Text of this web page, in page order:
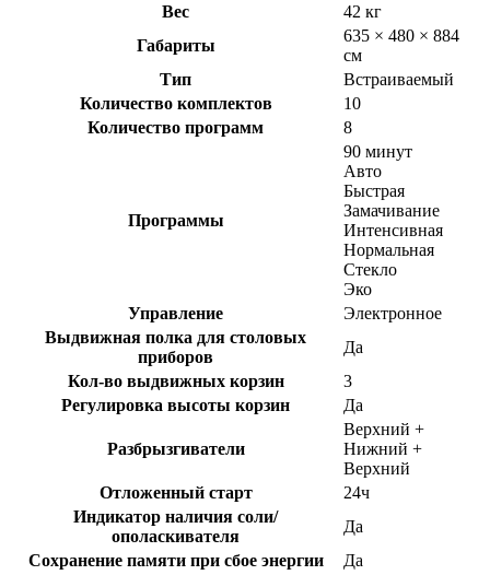
Вес
42 кг
Габариты
635 × 480 × 884
см
Тип
Встраиваемый
Количество комплектов
10
Количество программ
8
Программы
90 минут
Авто
Быстрая
Замачивание
Интенсивная
Нормальная
Стекло
Эко
Управление
Электронное
Выдвижная полка для столовых
приборов
Да
Кол-во выдвижных корзин
3
Регулировка высоты корзин
Да
Разбрызгиватели
Верхний +
Нижний +
Верхний
Отложенный старт
24ч
Индикатор наличия соли/
ополаскивателя
Да
Сохранение памяти при сбое энергии
Да